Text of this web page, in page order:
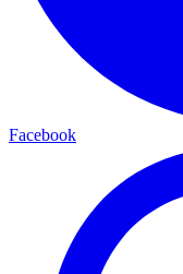
Facebook